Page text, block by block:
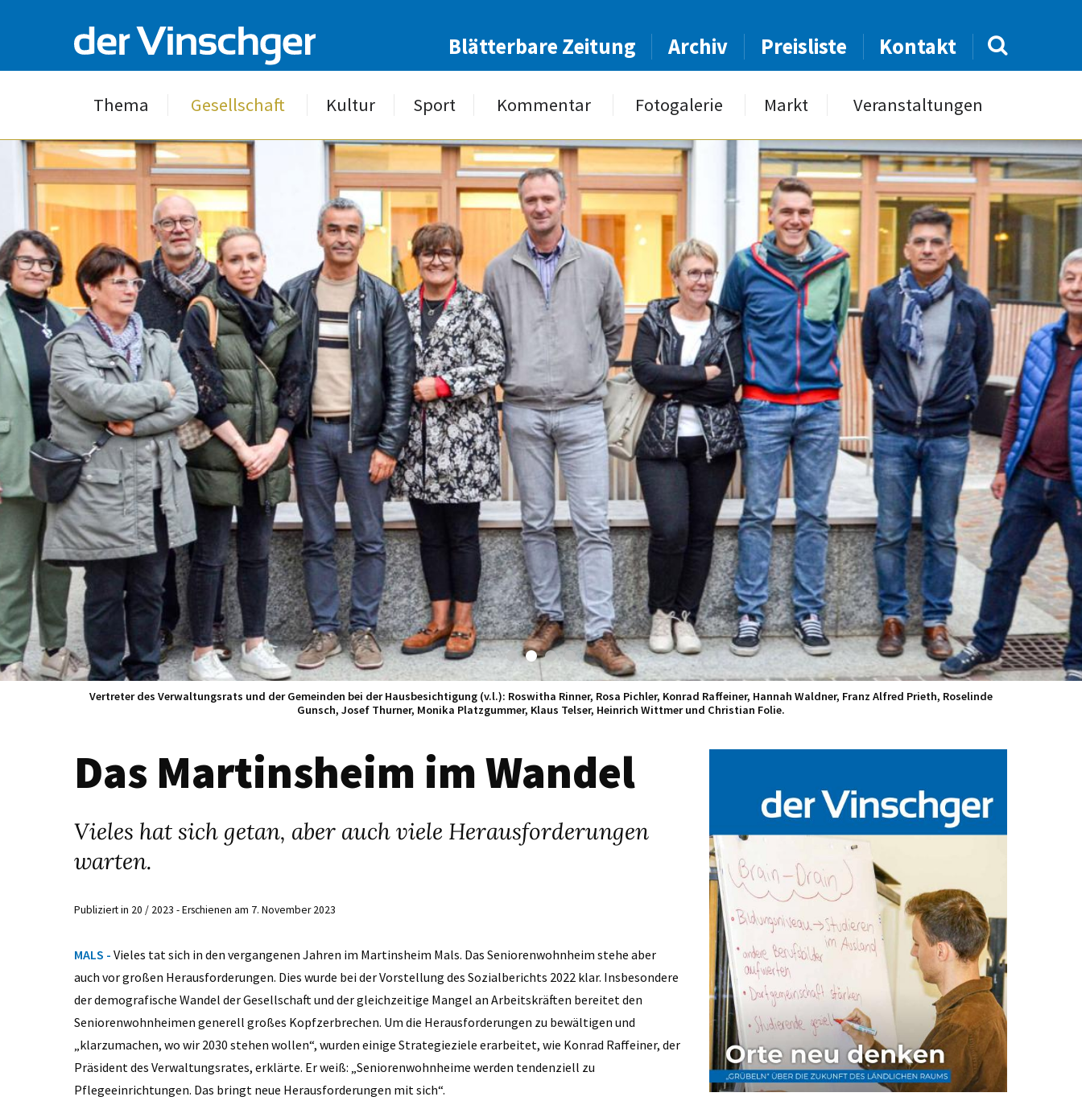
Blätterbare Zeitung Archiv Preisliste Kontakt
Thema Gesellschaft Kultur Sport Kommentar Fotogalerie Markt Veranstaltungen
Vertreter des Verwaltungsrats und der Gemeinden bei der Hausbesichtigung (v.l.): Roswitha Rinner, Rosa Pichler, Konrad Raffeiner, Hannah Waldner, Franz Alfred Prieth, Roselinde
Gunsch, Josef Thurner, Monika Platzgummer, Klaus Telser, Heinrich Wittmer und Christian Folie.
Das Martinsheim im Wandel
Vieles hat sich getan, aber auch viele Herausforderungen
warten.
Publiziert in 20 / 2023 - Erschienen am 7. November 2023
MALS - Vieles tat sich in den vergangenen Jahren im Martinsheim Mals. Das Seniorenwohnheim stehe aber
auch vor großen Herausforderungen. Dies wurde bei der Vorstellung des Sozialberichts 2022 klar. Insbesondere
der demografische Wandel der Gesellschaft und der gleichzeitige Mangel an Arbeitskräften bereitet den
Seniorenwohnheimen generell großes Kopfzerbrechen. Um die Herausforderungen zu bewältigen und
„klarzumachen, wo wir 2030 stehen wollen“, wurden einige Strategieziele erarbeitet, wie Konrad Raffeiner, der
Präsident des Verwaltungsrates, erklärte. Er weiß: „Seniorenwohnheime werden tendenziell zu
Pflegeeinrichtungen. Das bringt neue Herausforderungen mit sich“.